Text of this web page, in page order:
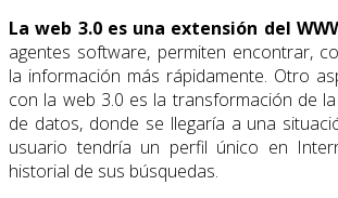
La web 3.0 es una extensión del
agentes software, permiten encontrar,
la información más rápidamente. Otro
con la web 3.0 es la transformación de
de datos, donde se llegaría a una
usuario tendría un perfil único en
historial de sus búsquedas.